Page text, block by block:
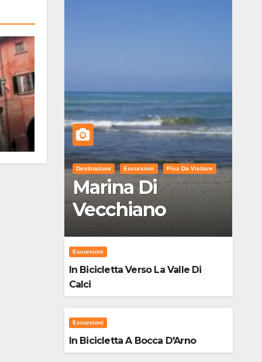
Destinazioni Escursioni Pisa Da Visitare
Marina Di
Vecchiano
Escursioni
In Bicicletta Verso La Valle Di
Calci
Escursioni
In Bicicletta A Bocca D'Arno